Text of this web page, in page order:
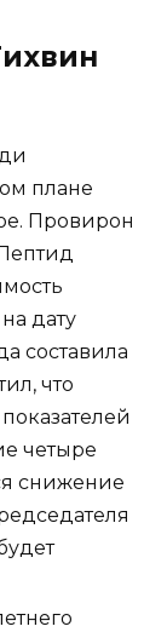
плане
Провирон
дату
составила
что
четыре
снижение